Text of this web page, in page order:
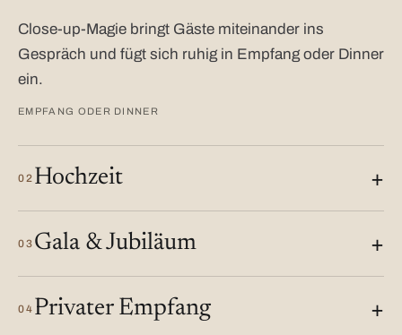
Close-up-Magie bringt Gäste miteinander ins
Gespräch und fügt sich ruhig in Empfang oder Dinner
ein.
EMPFANG ODER DINNER
02 Hochzeit
03 Gala & Jubiläum
04 Privater Empfang